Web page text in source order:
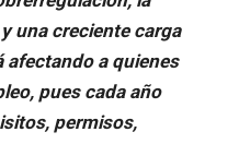
una creciente carga
afectando a quienes
pues cada año
permisos,